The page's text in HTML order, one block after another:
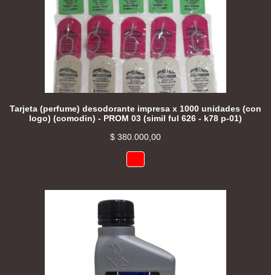
Tarjeta (perfume) desodorante impresa x 1000 unidades (con
logo) (comodin) - PROM 03 (simil ful 626 - k78 p-01)
$ 380.000,00